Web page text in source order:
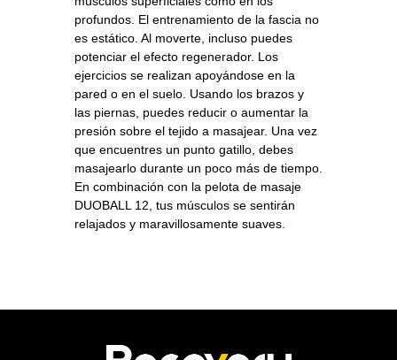
profundos. El entrenamiento de la fascia no
es estático. Al moverte, incluso puedes
potenciar el efecto regenerador. Los
ejercicios se realizan apoyándose en la
pared o en el suelo. Usando los brazos y
las piernas, puedes reducir o aumentar la
presión sobre el tejido a masajear. Una vez
que encuentres un punto gatillo, debes
masajearlo durante un poco más de tiempo.
En combinación con la pelota de masaje
DUOBALL 12, tus músculos se sentirán
relajados y maravillosamente suaves.